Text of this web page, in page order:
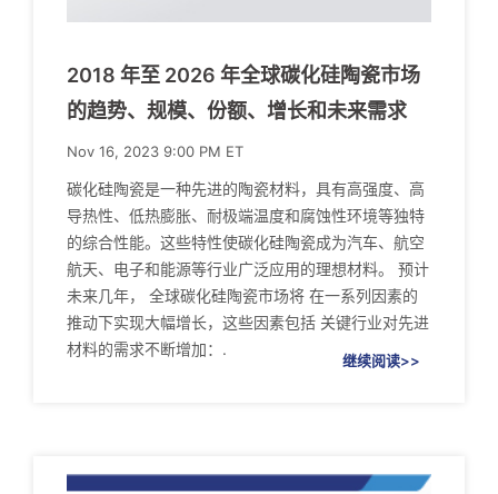
2018 年至 2026 年全球碳化硅陶瓷市场
的趋势、规模、份额、增长和未来需求
Nov 16, 2023 9:00 PM ET
碳化硅陶瓷是一种先进的陶瓷材料，具有高强度、高
导热性、低热膨胀、耐极端温度和腐蚀性环境等独特
的综合性能。这些特性使碳化硅陶瓷成为汽车、航空
航天、电子和能源等行业广泛应用的理想材料。 预计
未来几年， 全球碳化硅陶瓷市场将 在一系列因素的
推动下实现大幅增长，这些因素包括 关键行业对先进
材料的需求不断增加：.
继续阅读>>